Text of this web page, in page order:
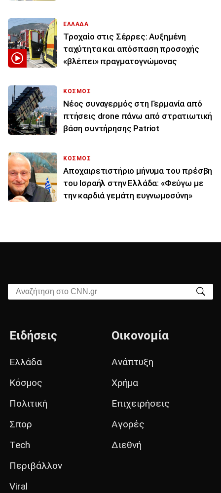
ΕΛΛΑΔΑ
Τροχαίο στις Σέρρες: Αυξημένη
ταχύτητα και απόσπαση προσοχής
«βλέπει» πραγματογνώμονας
ΚΟΣΜΟΣ
Νέος συναγερμός στη Γερμανία από
πτήσεις drone πάνω από στρατιωτική
βάση συντήρησης Patriot
ΚΟΣΜΟΣ
Αποχαιρετιστήριο μήνυμα του πρέσβη
του Ισραήλ στην Ελλάδα: «Φεύγω με
την καρδιά γεμάτη ευγνωμοσύνη»
Αναζήτηση στο CNN.gr
Ειδήσεις
Ελλάδα
Κόσμος
Πολιτική
Σπορ
Tech
Περιβάλλον
Viral
Οικονομία
Ανάπτυξη
Χρήμα
Επιχειρήσεις
Αγορές
Διεθνή